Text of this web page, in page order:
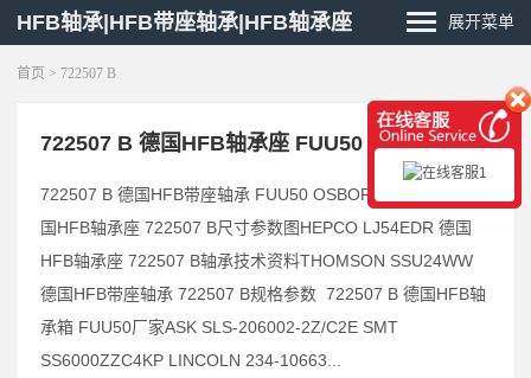
HFB轴承|HFB带座轴承|HFB轴承座 展开菜单
首页 > 722507 B
722507 B 德国HFB轴承座 FUU50
722507 B 德国HFB带座轴承 FUU50 OSBORN HPC-125 德
国HFB轴承座 722507 B尺寸参数图HEPCO LJ54EDR 德国
HFB轴承座 722507 B轴承技术资料THOMSON SSU24WW
德国HFB带座轴承 722507 B规格参数 722507 B 德国HFB轴
承箱 FUU50厂家ASK SLS-206002-2Z/C2E SMT
SS6000ZZC4KP LINCOLN 234-10663...